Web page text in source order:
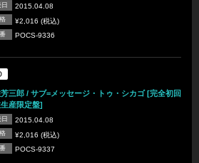
2015.04.08
¥2,016 (税込)
POCS-9336
三郎 / サブ=メッセージ・トゥ・シカゴ [完全初回
産限定盤]
2015.04.08
¥2,016 (税込)
POCS-9337